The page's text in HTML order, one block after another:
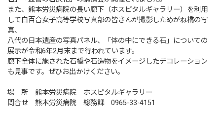
また、熊本労災病院の長い廊下（ホスピタルギャラリー）を利用
して白百合女子高等学校写真部の皆さんが撮影しためがね橋の写
真、
八代の日本遺産の写真パネル、「体の中にできる石」についての
展示が令和6年2月末まで行われています。
廊下全体に施された石橋や石造物をイメージしたデコレーション
も見事です。ぜひお出かけください。
場 所 熊本労災病院 ホスピタルギャラリー
問合せ 熊本労災病院 総務課 0965-33-4151